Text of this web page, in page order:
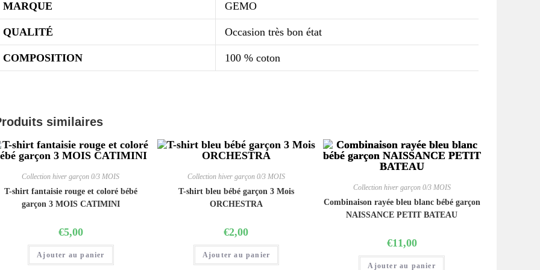
MARQUE GEMO
QUALITÉ Occasion très bon état
COMPOSITION 100 % coton
similaires
Collection hiver garçon 0/3 MOIS
T-shirt fantaisie rouge et coloré bébé
garçon 3 MOIS CATIMINI
€5,00
Ajouter au panier
Collection hiver garçon 0/3 MOIS
T-shirt bleu bébé garçon 3 Mois
ORCHESTRA
€2,00
Ajouter au panier
Collection hiver garçon 0/3 MOIS
Combinaison rayée bleu blanc bébé garçon
NAISSANCE PETIT BATEAU
€11,00
Ajouter au panier